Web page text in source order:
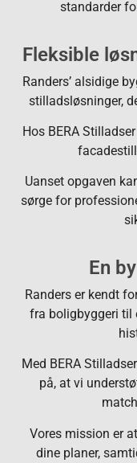
standarder
Fleksible
Randers’ alsidige
stilladsløsninger,
Hos BERA
Uanset opgaven
sørge for
En
Randers er kendt
fra boligbyggeri til
Med BERA
på, at vi
Vores mission er
dine planer,